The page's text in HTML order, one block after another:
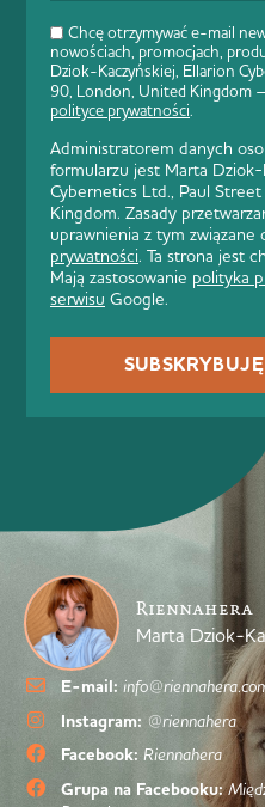
Chcę otrzymywać e-mail
nowościach, promocjach,
Dziok-Kaczyńskiej, Ellarion
90, London, United Kingdom
polityce prywatności.
Administratorem danych
formularzu jest Marta Dziok-
Cybernetics Ltd., Paul
Kingdom. Zasady
uprawnienia z tym związane
prywatności. Ta strona jest
Mają zastosowanie polityka
serwisu Google.
Riennahera
Marta Dziok-
E-mail:
Instagram: @riennahera
Facebook: Riennahera
Grupa na Facebooku: